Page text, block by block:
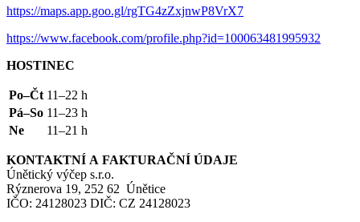
https://maps.app.goo.gl/rgTG4zZxjnwP8VrX7
https://www.facebook.com/profile.php?id=100063481995932
HOSTINEC
Po–Čt 11–22 h
Pá–So 11–23 h
Ne
11–21 h
KONTAKTNÍ A FAKTURAČNÍ ÚDAJE
Únětický výčep s.r.o.
Rýznerova 19, 252 62 Únětice
IČO: 24128023 DIČ: CZ 24128023